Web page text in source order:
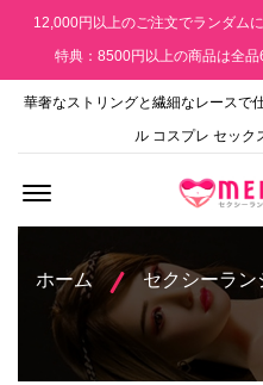
12,000円以上のご注文でランダム
特典：8500円以上の商品は全
華奢なストリングと繊細なレースで
ル コスプレ セック
ホーム セクシーラン